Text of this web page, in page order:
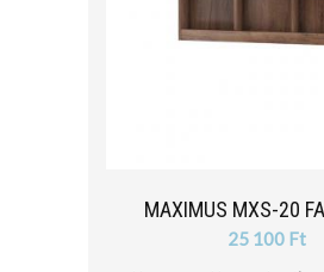
MAXIMUS MXS-20
25 100 Ft